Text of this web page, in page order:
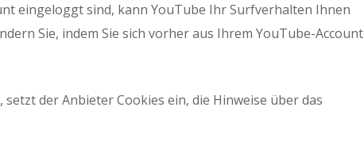
eingeloggt sind, kann YouTube Ihr Surfverhalten Ihnen
Sie, indem Sie sich vorher aus Ihrem YouTube-Account
der Anbieter Cookies ein, die Hinweise über das